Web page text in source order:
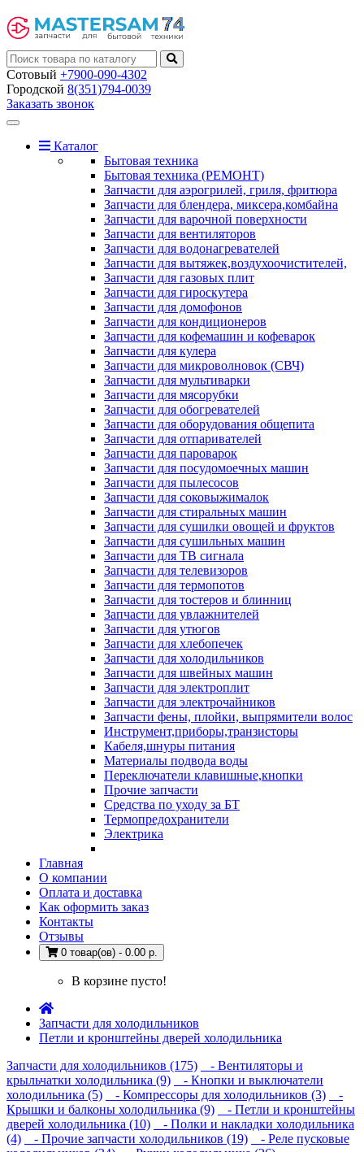
Сотовый +7900-090-4302
Городской 8(351)794-0039
Заказать звонок
Toggle
navigationКаталог
Бытовая техника
Бытовая техника (РЕМОНТ)
Запчасти для аэрогрилей, гриля, фритюра
Запчасти для блендера, миксера,комбайна
Запчасти для варочной поверхности
Запчасти для вентиляторов
Запчасти для водонагревателей
Запчасти для вытяжек,воздухоочистителей,
Запчасти для газовых плит
Запчасти для гироскутера
Запчасти для домофонов
Запчасти для кондиционеров
Запчасти для кофемашин и кофеварок
Запчасти для кулера
Запчасти для микроволновок (СВЧ)
Запчасти для мультиварки
Запчасти для мясорубки
Запчасти для обогревателей
Запчасти для оборудования общепита
Запчасти для отпаривателей
Запчасти для пароварок
Запчасти для посудомоечных машин
Запчасти для пылесосов
Запчасти для соковыжималок
Запчасти для стиральных машин
Запчасти для сушилки овощей и фруктов
Запчасти для сушильных машин
Запчасти для ТВ сигнала
Запчасти для телевизоров
Запчасти для термопотов
Запчасти для тостеров и блинниц
Запчасти для увлажнителей
Запчасти для утюгов
Запчасти для хлебопечек
Запчасти для холодильников
Запчасти для швейных машин
Запчасти для электроплит
Запчасти для электрочайников
Запчасти фены, плойки, выпрямители волос
Инструмент,приборы,транзисторы
Кабеля,шнуры питания
Материалы подвода воды
Переключатели клавишные,кнопки
Прочие запчасти
Средства по уходу за БТ
Термопредохранители
Электрика
Главная
О компании
Оплата и доставка
Как оформить заказ
Контакты
Отзывы
0 товар(ов) - 0.00 р.
В корзине пусто!
Запчасти для холодильников
Петли и кронштейны дверей холодильника
Запчасти для холодильников (175)
- Вентиляторы и
крыльчатки холодильника (9)
- Кнопки и выключатели
холодильника (5)
- Компрессоры для холодильников (3)
-
Крышки и балконы холодильника (9)
- Петли и кронштейны
дверей холодильника (10)
- Полки и накладки холодильника
(4)
- Прочие запчасти холодильников (19)
- Реле пусковые